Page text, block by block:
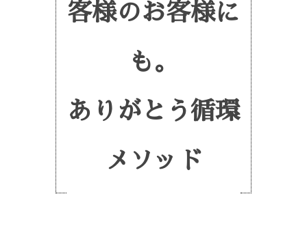
客様のお客様に
も。
ありがとう循環
メソッド